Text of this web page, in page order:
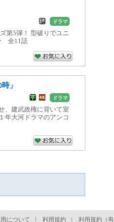
ドラマ
第5弾！ 型破りでユニ
全11話
」
ドラマ
、建武政権に背いて室
年大河ドラマのアンコ
について 利用規約 利用規約（